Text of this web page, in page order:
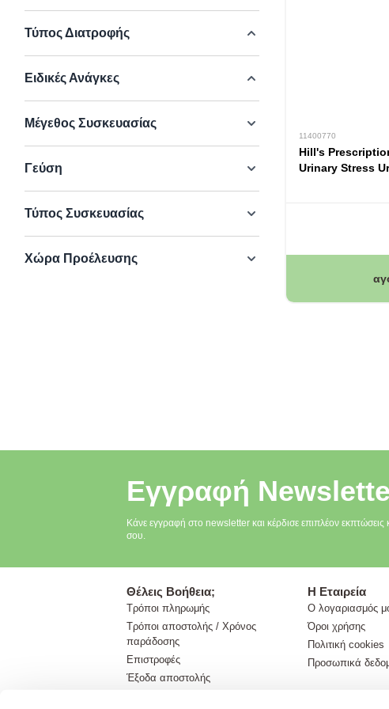
Τύπος Διατροφής
Ειδικές Ανάγκες
Μέγεθος Συσκευασίας
Γεύση
Τύπος Συσκευασίας
Χώρα Προέλευσης
11400770
Hill's
Urinary Stress
Εγγραφή
Κάνε εγγραφή στο newsletter και κέρδισε επιπλέον εκπτώσεις
σου.
Θέλεις Βοήθεια;
Τρόποι πληρωμής
Τρόποι αποστολής / Χρόνος
παράδοσης
Επιστροφές
Έξοδα αποστολής
Η Εταιρεία
Ο λογαριασμός
Όροι χρήσης
Πολιτική cookies
Προσωπικά